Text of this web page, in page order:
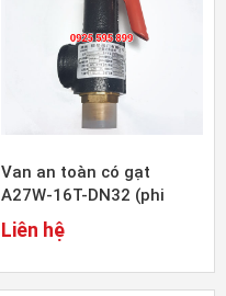
Van an toàn có gạt
A27W-16T-DN32 (phi
42mm)
Liên hệ